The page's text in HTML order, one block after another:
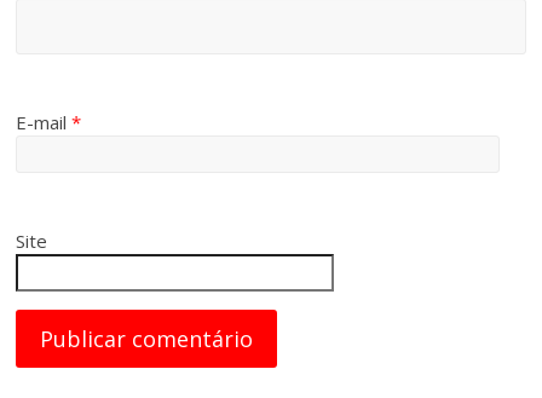
E-mail*
Site